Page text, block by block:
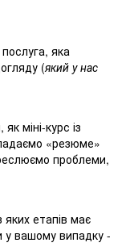
яка
(який у нас
міні-курс із
«резюме»
проблеми,
яких етапів має
у вашому випадку -